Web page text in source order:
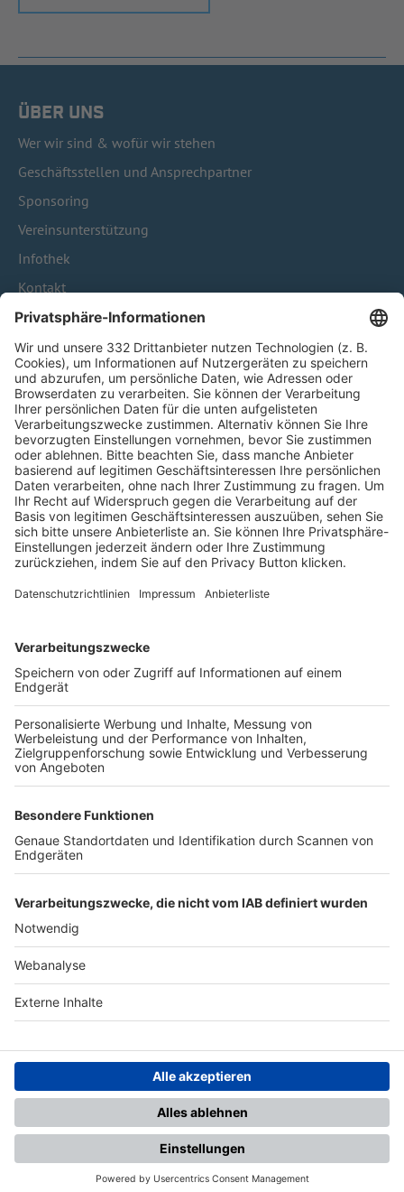
ÜBER UNS
Wer wir sind & wofür wir stehen
Geschäftsstellen und Ansprechpartner
Sponsoring
Vereinsunterstützung
Infothek
Kontakt
HÄUFIG BESUCHTE SEITEN
Pässe und Vereinswechsel
Trainerausbildung
Schulungsangebot Vereinsmitarbeiter
BFV-Geschäftsstellen
Trainerbörse
Login SpielPlus
FOLGE DEM BFV
TOP-VEREINE
TOP-PARTNER
Nutzungsbedingungen Datenschutz Impressum